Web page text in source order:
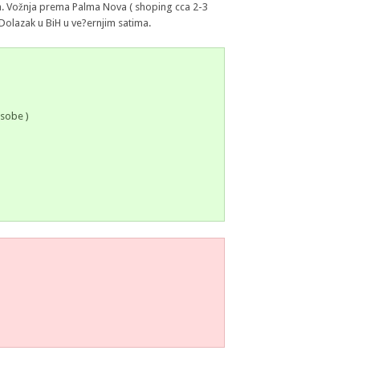
prema Palma Nova ( shoping cca 2-3
u BiH u ve?ernjim satima.
)